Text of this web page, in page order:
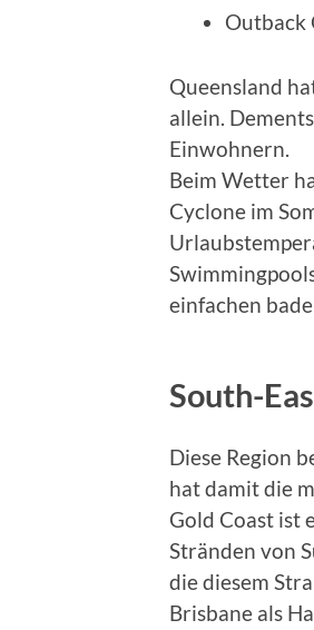
Outback
Queensland
allein.
Einwohnern.
Beim Wetter
Cyclone im
einfachen
South-
Diese Region
hat damit die
Gold Coast ist
Stränden von
die diesem
Brisbane als